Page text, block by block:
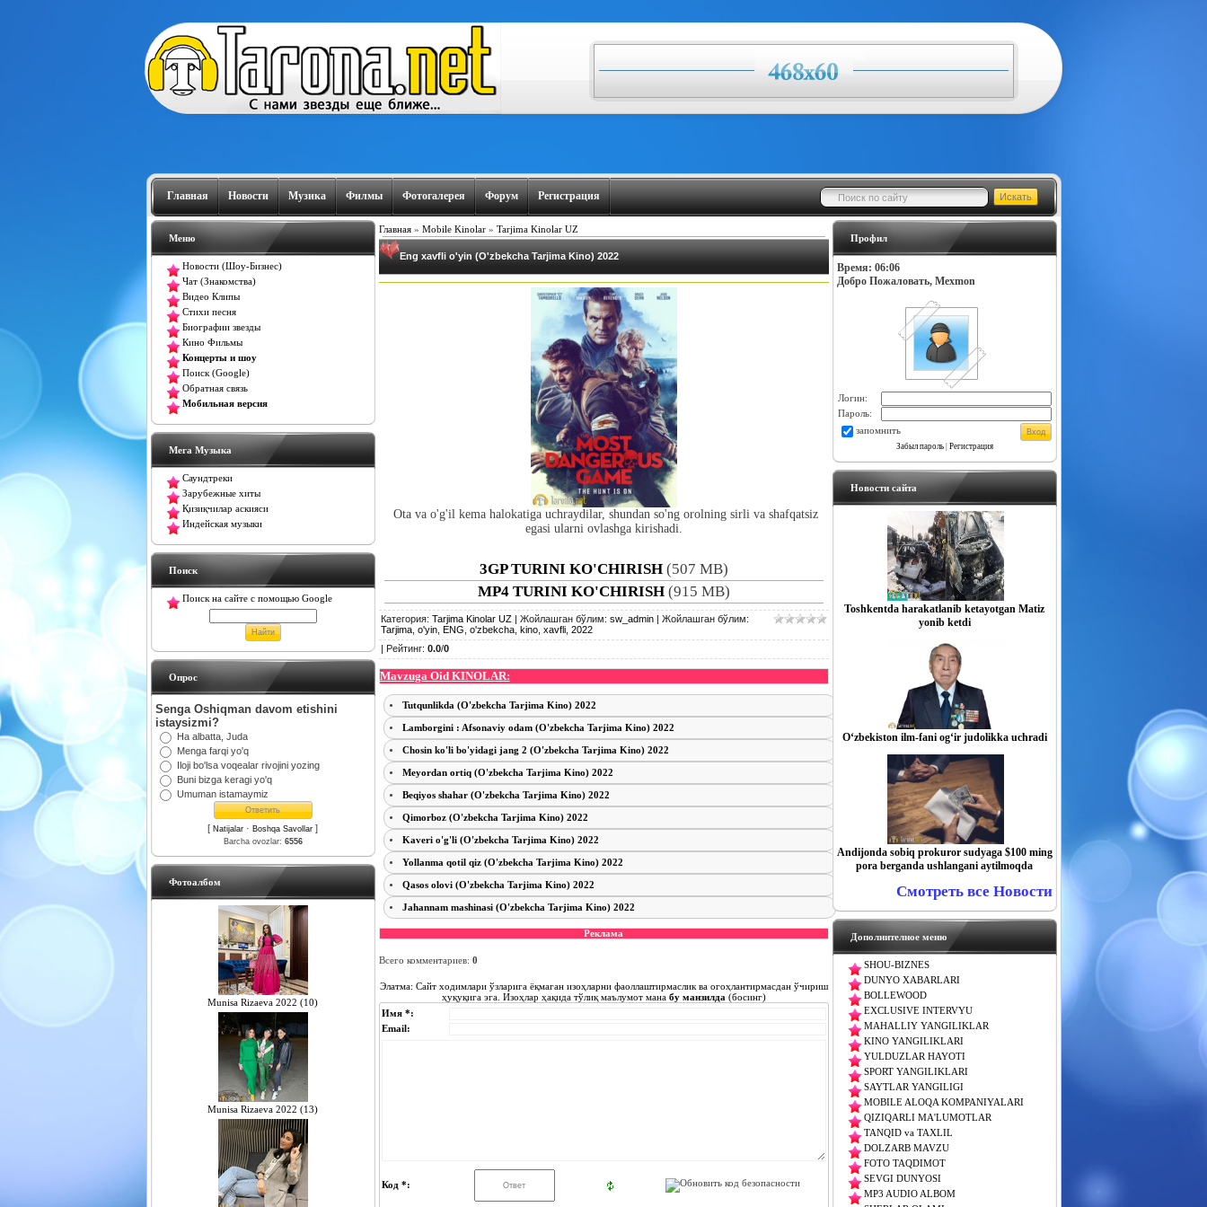
Главная Новости Музика Филмы Фотогалерея Форум Регистрация
Меню
Новости (Шоу-Бизнес)
Чат (Знакомства)
Видео Клипы
Стихи песня
Биографии звезды
Кино Фильмы
Концерты и шоу
Поиск (Google)
Обратная связь
Мобильная версия
Мега Музыка
Саундтреки
Зарубежные хиты
Қизиқчилар аскияси
Индейская музыки
Поиск
Поиск на сайте с помощью Google
Oпрос
Senga Oshiqman davom etishini
istaysizmi?
Ha albatta, Juda
Menga farqi yo'q
Iloji bo'lsa voqealar rivojini yozing
Buni bizga keragi yo'q
Umuman istamaymiz
[ Natijalar · Boshqa Savollar ]
Barcha ovozlar: 6556
Фотоалбом
Munisa Rizaeva 2022 (10)
Munisa Rizaeva 2022 (13)
Главная» Mobile Kinolar» Tarjima Kinolar UZ
Eng xavfli o'yin (O'zbekcha Tarjima Kino) 2022
Ota va o'g'il kema halokatiga uchraydilar, shundan so'ng orolning sirli va shafqatsiz
egasi ularni ovlashga kirishadi.
3GP TURINI KO'CHIRISH (507 MB)
MP4 TURINI KO'CHIRISH (915 MB)
Категория: Tarjima Kinolar UZ| Жойлашган бўлим: sw_admin| Жойлашган бўлим:
Tarjima, o'yin, ENG o'zbekcha, kino, xavfli, 2022
| Рейтинг: 0.0/0
Mavzuga Oid KINOLAR:
Tutqunlikda (O'zbekcha Tarjima Kino) 2022
Lamborgini : Afsonaviy odam (O'zbekcha Tarjima Kino) 2022
Chosin ko'li bo'yidagi jang 2 (O'zbekcha Tarjima Kino) 2022
Meyordan ortiq (O'zbekcha Tarjima Kino) 2022
Beqiyos shahar (O'zbekcha Tarjima Kino) 2022
Qimorboz (O'zbekcha Tarjima Kino) 2022
Kaveri o'g'li (O'zbekcha Tarjima Kino) 2022
Yollanma qotil qiz (O'zbekcha Tarjima Kino) 2022
Qasos olovi (O'zbekcha Tarjima Kino) 2022
Jahannam mashinasi (O'zbekcha Tarjima Kino) 2022
Реклама
Всего комментариев: 0
Элатма: Сайт ходимлари ўзларига ёқмаган изоҳларни фаоллаштирмаслик ва огоҳлантирмасдан ўчириш
ҳуқуқига эга. Изоҳлар ҳақида тўлиқ маълумот манабу манзилда (босинг)
Имя *:
Email:
Код *:
Профил
Время: 06:06
Добро Пожаловать, Mexmon
Логин:
Пароль:
запомнить
Забыл пароль| Регистрация
Новости сайта
Toshkentda harakatlanib ketayotgan Matiz
yonib ketdi
O‘zbekiston ilm-fani og‘ir judolikka uchradi
Andijonda sobiq prokuror sudyaga $100 ming
pora berganda ushlangani aytilmoqda
Смотреть все Новости
Дополнителное меню
SHOU-BIZNES
DUNYO XABARLARI
BOLLEWOOD
EXCLUSIVE INTERVYU
MAHALLIY YANGILIKLAR
KINO YANGILIKLARI
YULDUZLAR HAYOTI
SPORT YANGILIKLARI
SAYTLAR YANGILIGI
MOBILE ALOQA KOMPANIYALARI
QIZIQARLI MA'LUMOTLAR
TANQID va TAXLIL
DOLZARB MAVZU
FOTO TAQDIMOT
SEVGI DUNYOSI
MP3 AUDIO ALBOM